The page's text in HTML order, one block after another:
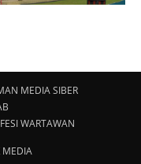
MEDIA SIBER
WARTAWAN
MEDIA